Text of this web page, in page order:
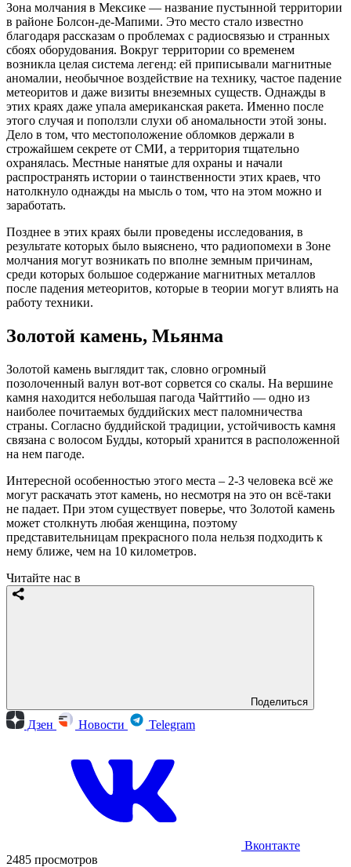
Зона молчания в Мексике — название пустынной территории
в районе Болсон-де-Мапими. Это место стало известно
благодаря рассказам о проблемах с радиосвязью и странных
сбоях оборудования. Вокруг территории со временем
возникла целая система легенд: ей приписывали магнитные
аномалии, необычное воздействие на технику, частое падение
метеоритов и даже визиты внеземных существ. Однажды в
этих краях даже упала американская ракета. Именно после
этого случая и поползли слухи об аномальности этой зоны.
Дело в том, что местоположение обломков держали в
строжайшем секрете от СМИ, а территория тщательно
охранялась. Местные нанятые для охраны и начали
распространять истории о таинственности этих краев, что
натолкнуло однажды на мысль о том, что на этом можно и
заработать.
Позднее в этих краях были проведены исследования, в
результате которых было выяснено, что радиопомехи в Зоне
молчания могут возникать по вполне земным причинам,
среди которых большое содержание магнитных металлов
после падения метеоритов, которые в теории могут влиять на
работу техники.
Золотой камень, Мьянма
Золотой камень выглядит так, словно огромный
позолоченный валун вот-вот сорвется со скалы. На вершине
камня находится небольшая пагода Чайттийо — одно из
наиболее почитаемых буддийских мест паломничества
страны. Согласно буддийской традиции, устойчивость камня
связана с волосом Будды, который хранится в расположенной
на нем пагоде.
Интересной особенностью этого места – 2-3 человека всё же
могут раскачать этот камень, но несмотря на это он всё-таки
не падает. При этом существует поверье, что Золотой камень
может столкнуть любая женщина, поэтому
представительницам прекрасного пола нельзя подходить к
нему ближе, чем на 10 километров.
Читайте нас в
Поделиться
Дзен Новости Telegram
Вконтакте
2485 просмотров